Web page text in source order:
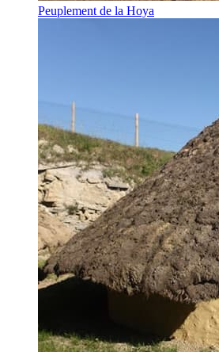
Peuplement de la Hoya